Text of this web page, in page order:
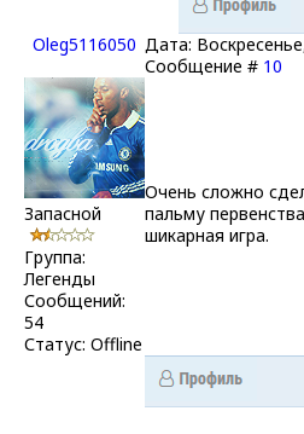
Oleg5116050 Дата:
Сообщение # 10
Запасной
Группа:
Легенды
Сообщений:
54
Статус: Offline
Очень сложно
пальму
шикарная игра.